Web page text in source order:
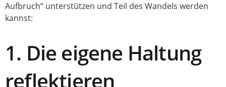
Aufbruch“ unterstützen und Teil des Wandels werden
kannst:
1. Die eigene Haltung
reflektieren